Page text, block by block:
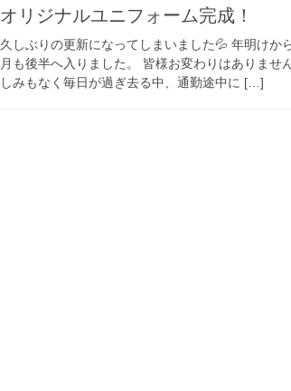
オリジナルユニフォーム完成！
久しぶりの更新になってしまいました💦 年明けか
月も後半へ入りました。 皆様お変わりはありませ
しみもなく毎日が過ぎ去る中、通勤途中に […]